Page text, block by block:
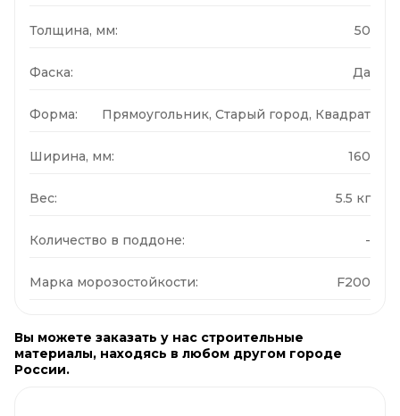
Толщина, мм: 50
Фаска: Да
Форма: Прямоугольник, Старый город, Квадрат
Ширина, мм: 160
Вес: 5.5 кг
Количество в поддоне: -
Марка морозостойкости: F200
Вы можете заказать у нас строительные
материалы, находясь в любом другом городе
России.